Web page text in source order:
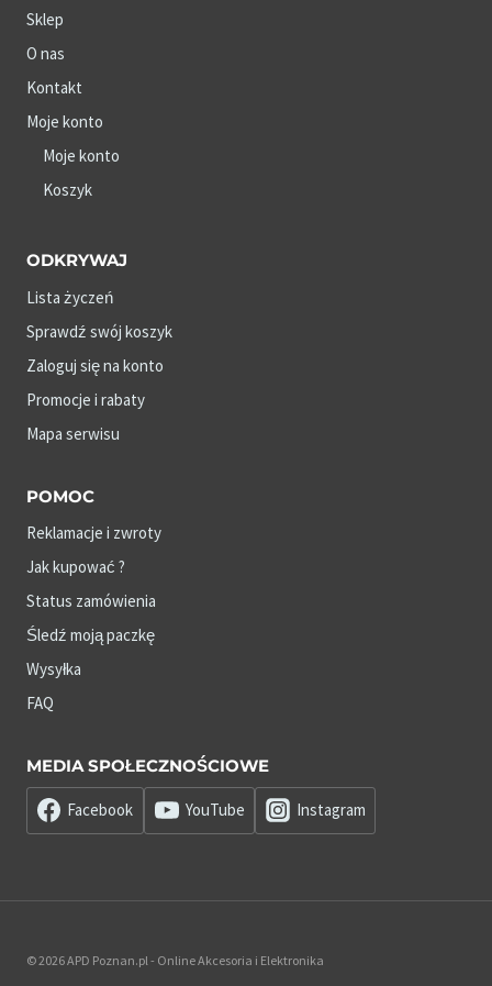
Sklep
O nas
Kontakt
Moje konto
Moje konto
Koszyk
ODKRYWAJ
Lista życzeń
Sprawdź swój koszyk
Zaloguj się na konto
Promocje i rabaty
Mapa serwisu
POMOC
Reklamacje i zwroty
Jak kupować ?
Status zamówienia
Śledź moją paczkę
Wysyłka
FAQ
MEDIA SPOŁECZNOŚCIOWE
Facebook YouTube Instagram
© 2026 APD Poznan.pl - Online Akcesoria i Elektronika